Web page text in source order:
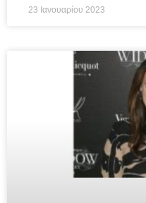
23 Ιανουαρίου 2023